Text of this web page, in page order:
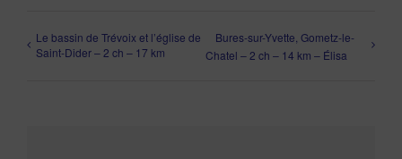
Le bassin de Trévoix et l’église de
Saint-Dider – 2 ch – 17 km
Bures-sur-Yvette, Gometz-le-
Chatel – 2 ch – 14 km – Élisa